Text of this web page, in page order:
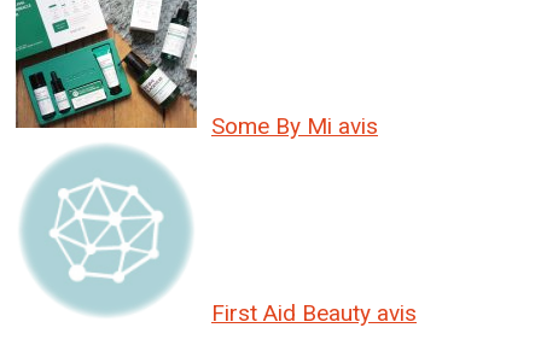
Some By Mi avis
First Aid Beauty avis